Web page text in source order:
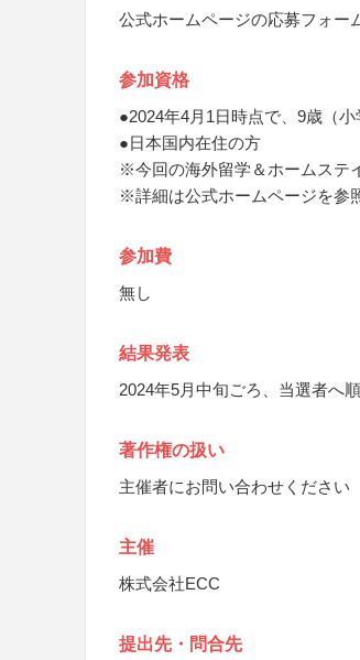
公式ホームページの応募フォー
参加資格
●2024年4月1日時点で、9歳（
●日本国内在住の方
※今回の海外留学＆ホームステ
※詳細は公式ホームページを参
参加費
無し
結果発表
2024年5月中旬ごろ、当選者へ
著作権の扱い
主催者にお問い合わせください
主催
株式会社ECC
提出先・問合先